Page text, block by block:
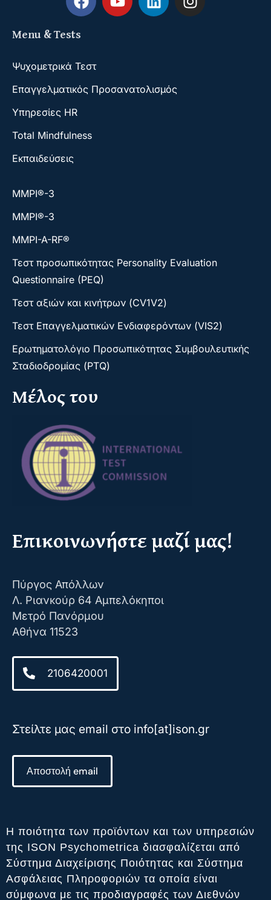
Menu & Tests
Ψυχομετρικά Τεστ
Επαγγελματικός Προσανατολισμός
Υπηρεσίες HR
Total Mindfulness
Εκπαιδεύσεις
ΜΜΡΙ®-3
ΜΜΡΙ®-3
MMPI-A-RF®
Τεστ προσωπικότητας Personality Evaluation
Questionnaire (PEQ)
Τεστ αξιών και κινήτρων (CV1V2)
Τεστ Επαγγελματικών Ενδιαφερόντων (VIS2)
Ερωτηματολόγιο Προσωπικότητας Συμβουλευτικής
Σταδιοδρομίας (PTQ)
Μέλος του
Επικοινωνήστε μαζί μας!
Πύργος Απόλλων
Λ. Ριανκούρ 64 Αμπελόκηποι
Μετρό Πανόρμου
Αθήνα 11523
2106420001
Στείλτε μας email στο info[at]ison.gr
Αποστολή email
Η ποιότητα των προϊόντων και των υπηρεσιών
της ISON Psychometrica διασφαλίζεται από
Σύστημα Διαχείρισης Ποιότητας και Σύστημα
Ασφάλειας Πληροφοριών τα οποία είναι
σύμφωνα με τις προδιαγραφές των Διεθνών